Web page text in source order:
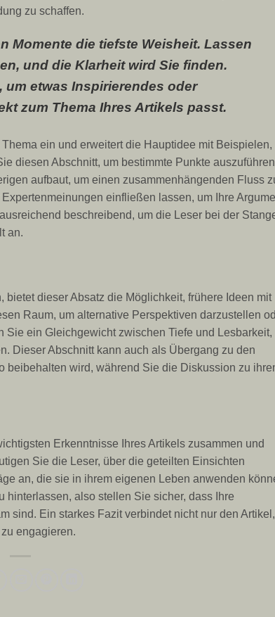
zu schaffen.
Momente die tiefste Weisheit. Lassen
und die Klarheit wird Sie finden.
um etwas Inspirierendes oder
zum Thema Ihres Artikels passt.
ein und erweitert die Hauptidee mit Beispielen,
diesen Abschnitt, um bestimmte Punkte auszuführen
aufbaut, um einen zusammenhängenden Fluss
einfließen lassen, um Ihre
beschreibend, um die Leser bei der
an.
dieser Absatz die Möglichkeit, frühere Ideen mit
Raum, um alternative Perspektiven darzustellen
ein Gleichgewicht zwischen Tiefe und Lesbarkeit,
Dieser Abschnitt kann auch als Übergang zu den
beibehalten wird, während Sie die Diskussion zu
Erkenntnisse Ihres Artikels zusammen und
Sie die Leser, über die geteilten Einsichten
an, die sie in ihrem eigenen Leben anwenden
hinterlassen, also stellen Sie sicher, dass Ihre
sind. Ein starkes Fazit verbindet nicht nur den Artikel,
engagieren.